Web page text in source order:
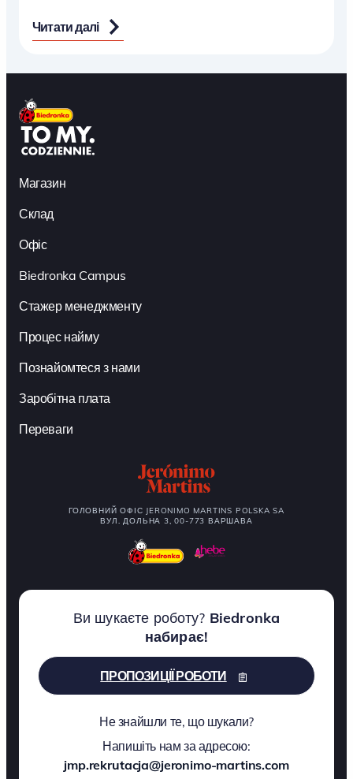
Читати далі
Магазин
Склад
Офіс
Biedronka Campus
Стажер менеджменту
Процес найму
Познайомтеся з нами
Заробітна плата
Переваги
ГОЛОВНИЙ ОФІС JERONIMO MARTINS POLSKA SA
ВУЛ. ДОЛЬНА 3, 00-773 ВАРШАВА
Ви шукаєте роботу? Biedronka
набирає!
ПРОПОЗИЦІЇ РОБОТИ
Не знайшли те, що шукали?
Напишіть нам за адресою:
jmp.rekrutacja@jeronimo-martins.com